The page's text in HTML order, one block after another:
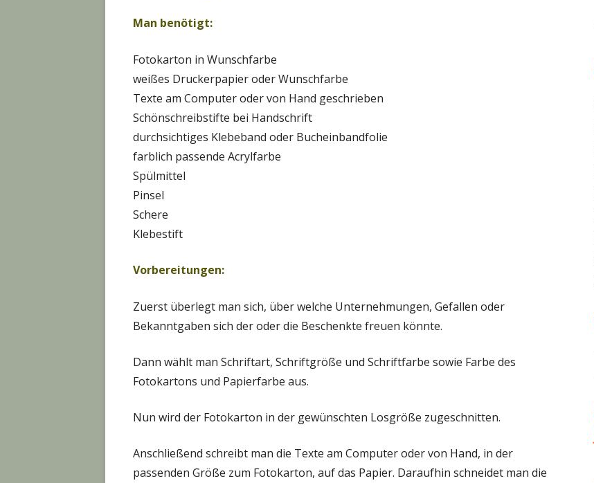
Man benötigt:
Fotokarton in Wunschfarbe
weißes Druckerpapier oder Wunschfarbe
Texte am Computer oder von Hand geschrieben
Schönschreibstifte bei Handschrift
durchsichtiges Klebeband oder Bucheinbandfolie
farblich passende Acrylfarbe
Spülmittel
Pinsel
Schere
Klebestift
Vorbereitungen:
Zuerst überlegt man sich, über welche Unternehmungen, Gefallen oder
Bekanntgaben sich der oder die Beschenkte freuen könnte.
Dann wählt man Schriftart, Schriftgröße und Schriftfarbe sowie Farbe des
Fotokartons und Papierfarbe aus.
Nun wird der Fotokarton in der gewünschten Losgröße zugeschnitten.
Anschließend schreibt man die Texte am Computer oder von Hand, in der
passenden Größe zum Fotokarton, auf das Papier. Daraufhin schneidet man die